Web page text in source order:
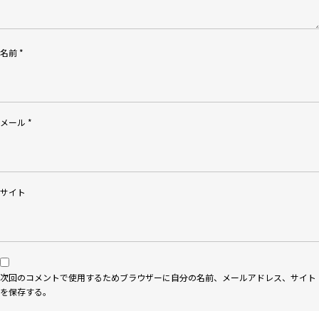
名前 *
メール *
サイト
次回のコメントで使用するためブラウザーに自分の名前、メールアドレス、サイト
を保存する。